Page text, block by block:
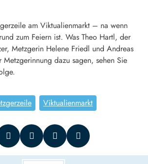
am Viktualienmarkt – na wenn
zum Feiern ist. Was Theo Hartl, der
Metzgerin Helene Friedl und Andreas
dazu sagen, sehen Sie
Viktualienmarkt